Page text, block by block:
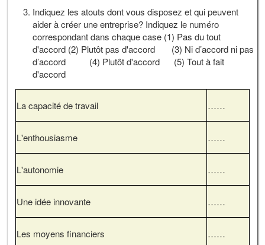
Indiquez les atouts dont vous disposez et qui peuvent
aider à créer une entreprise? Indiquez le numéro
correspondant dans chaque case (1) Pas du tout
d'accord (2) Plutôt pas d'accord (3) Ni d’accord ni pas
d’accord (4) Plutôt d'accord (5) Tout à fait
d'accord
La capacité de travail ……
L'enthousiasme ……
L'autonomie ……
Une idée innovante ……
Les moyens financiers ……